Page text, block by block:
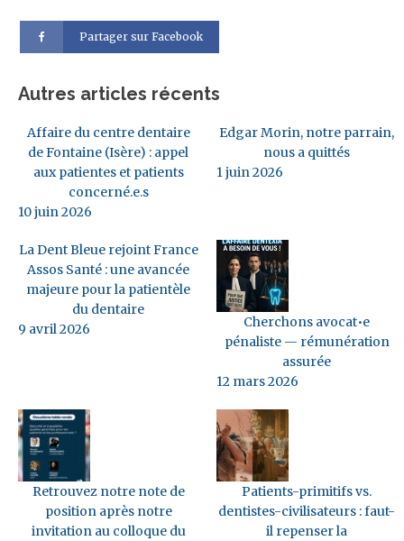
Partager sur Facebook
Autres articles récents
Affaire du centre dentaire
de Fontaine (Isère) : appel
aux patientes et patients
concerné.e.s
10 juin 2026
Edgar Morin, notre parrain,
nous a quittés
1 juin 2026
La Dent Bleue rejoint France
Assos Santé : une avancée
majeure pour la patientèle
du dentaire
9 avril 2026
Cherchons avocat•e
pénaliste — rémunération
assurée
12 mars 2026
Retrouvez notre note de
position après notre
invitation au colloque du
Patients-primitifs vs.
dentistes-civilisateurs : faut-
il repenser la